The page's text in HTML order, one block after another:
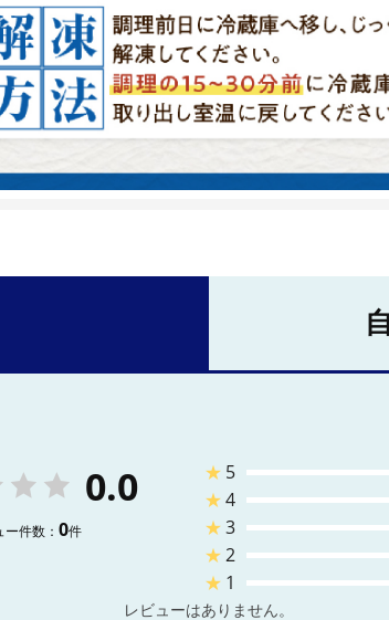
0.0
ー件数： 0件
★ 5
★4
★3
★2
★ 1
レビューはありません。